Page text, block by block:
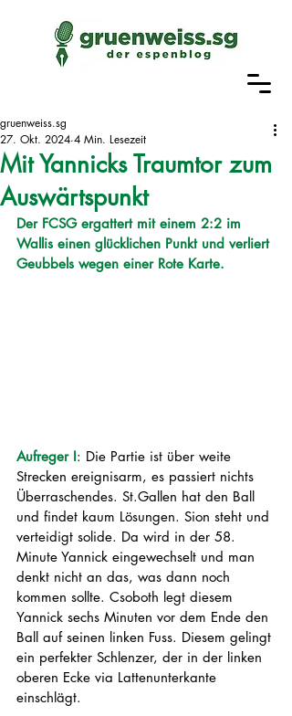
Mit Yannicks Traumtor zum
Auswärtspunkt
gruenweiss.sg
27. Okt. 2024 4 Min. Lesezeit
Der FCSG ergattert mit einem 2:2 im
Wallis einen glücklichen Punkt und verliert
Geubbels wegen einer Rote Karte.
Aufreger I: Die Partie ist über weite
Strecken ereignisarm, es passiert nichts
Überraschendes. St.Gallen hat den Ball
und findet kaum Lösungen. Sion steht und
verteidigt solide. Da wird in der 58.
Minute Yannick eingewechselt und man
denkt nicht an das, was dann noch
kommen sollte. Csoboth legt diesem
Yannick sechs Minuten vor dem Ende den
Ball auf seinen linken Fuss. Diesem gelingt
ein perfekter Schlenzer, der in der linken
oberen Ecke via Lattenunterkante
einschlägt.